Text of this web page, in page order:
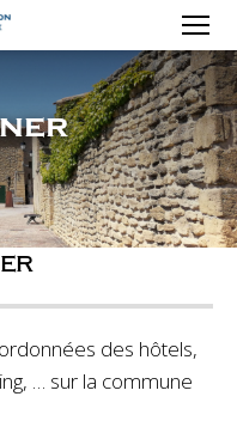
des hôtels,
… sur la commune